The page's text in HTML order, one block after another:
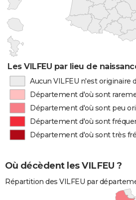
Les VILFEU par lieu de
Aucun VILFEU n'est originaire
Département d'où sont
Département d'où sont peu
Département d'où sont
Département d'où sont très
Où décèdent les VILFEU ?
Répartition des VILFEU par